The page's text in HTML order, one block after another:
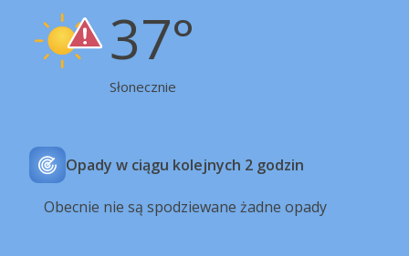
37°
Słonecznie
Opady w ciągu kolejnych 2 godzin
Obecnie nie są spodziewane żadne opady